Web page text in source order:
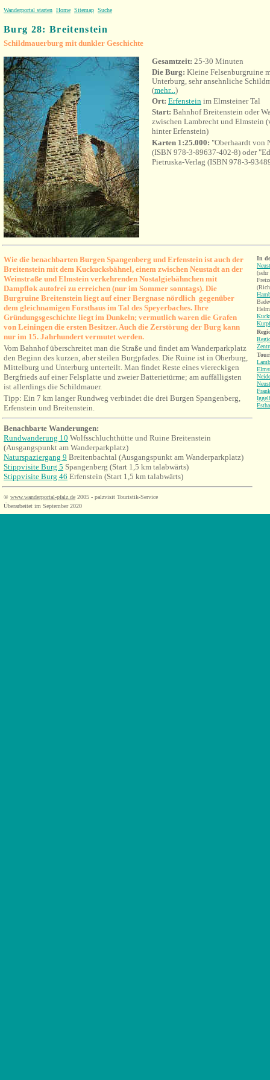
Wanderportal starten Home Sitemap Suche
Burg 28: Breitenstein
Schildmauerburg mit dunkler Geschichte
Gesamtzeit: 25-30 Minuten
Die Burg: Kleine Felsenburgruine
Unterburg, sehr ansehnliche
(mehr...)
Ort: Erfenstein im Elmsteiner Tal
Start: Bahnhof Breitenstein oder
zwischen Lambrecht und Elmstein
hinter Erfenstein)
Karten 1:25.000: "Oberhaardt von
(ISBN 978-3-89637-402-8) oder
Pietruska-Verlag (ISBN 978-3-
Wie die benachbarten Burgen Spangenberg und Erfenstein ist auch der
Breitenstein mit dem Kuckucksbähnel, einem zwischen Neustadt an der
Weinstraße und Elmstein verkehrenden Nostalgiebähnchen mit
Dampflok autofrei zu erreichen (nur im Sommer sonntags). Die
Burgruine Breitenstein liegt auf einer Bergnase nördlich gegenüber
dem gleichnamigen Forsthaus im Tal des Speyerbaches. Ihre
Gründungsgeschichte liegt im Dunkeln; vermutlich waren die Grafen
von Leiningen die ersten Besitzer. Auch die Zerstörung der Burg kann
nur im 15. Jahrhundert vermutet werden.
Vom Bahnhof überschreitet man die Straße und findet am Wanderparkplatz
den Beginn des kurzen, aber steilen Burgpfades. Die Ruine ist in Oberburg,
Mittelburg und Unterburg unterteilt. Man findet Reste eines viereckigen
Bergfrieds auf einer Felsplatte und zweier Batterietürme; am auffälligsten
ist allerdings die Schildmauer.
Tipp: Ein 7 km langer Rundweg verbindet die drei Burgen Spangenberg,
Erfenstein und Breitenstein.
Benachbarte Wanderungen:
Rundwanderung 10 Wolfsschluchthütte und Ruine Breitenstein
(Ausgangspunkt am Wanderparkplatz)
Naturspaziergang 9 Breitenbachtal (Ausgangspunkt am Wanderparkplatz)
Stippvisite Burg 5 Spangenberg (Start 1,5 km talabwärts)
Stippvisite Burg 46 Erfenstein (Start 1,5 km talabwärts)
© www.wanderportal-pfalz.de 2005 - palzvisit Touristik-Service
Überarbeitet im September 2020
In
(sehr